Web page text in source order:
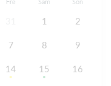
1 2
7 8 9
14 15 16